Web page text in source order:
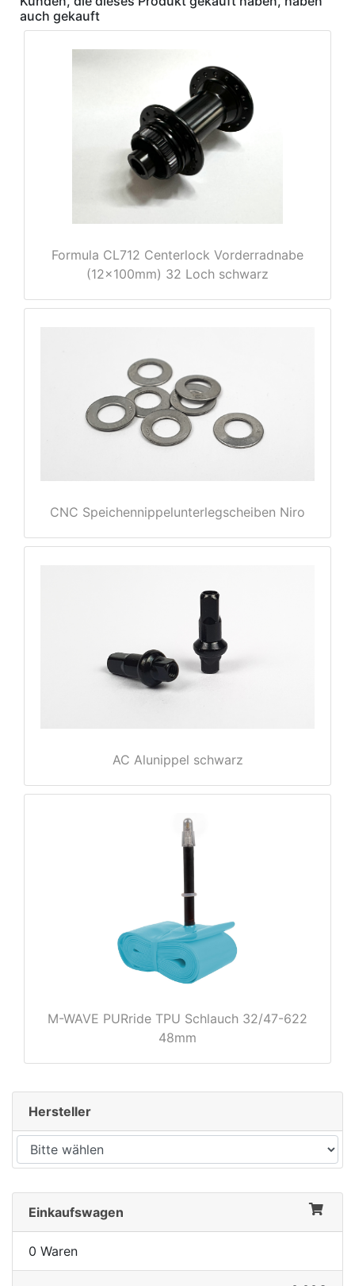
auch gekauft
Formula CL712 Centerlock Vorderradnabe
(12x100mm) 32 Loch schwarz
CNC Speichennippelunterlegscheiben Niro
AC Alunippel schwarz
M-WAVE PURride TPU Schlauch 32/47-622
48mm
Hersteller
Einkaufswagen
0 Waren